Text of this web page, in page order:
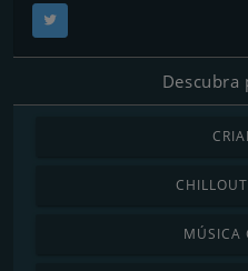
Descubra
MÚSICA